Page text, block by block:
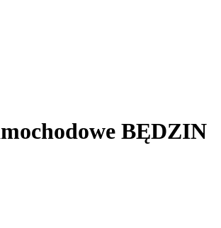
BĘDZIN